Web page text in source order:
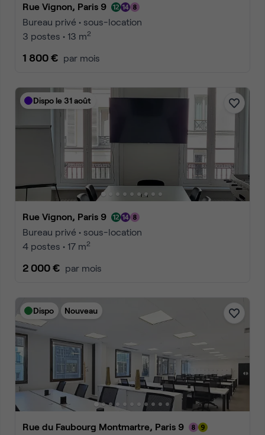
Rue Vignon, Paris 9
Bureau privé • sous-location
3 postes • 13 m2
1 800 € par mois
Dispo le 31 août
Rue Vignon, Paris 9
Bureau privé • sous-location
4 postes • 17 m2
2 000 € par mois
Dispo Nouveau
Rue du Faubourg Montmartre, Paris 9